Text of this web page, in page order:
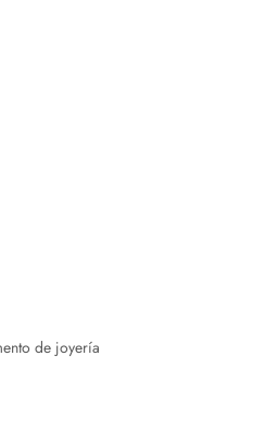
de joyería